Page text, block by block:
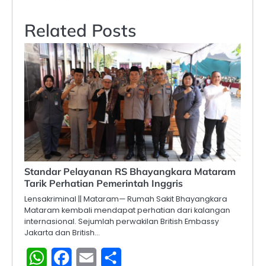
Related Posts
Standar Pelayanan RS Bhayangkara Mataram
Tarik Perhatian Pemerintah Inggris
Lensakriminal || Mataram— Rumah Sakit Bhayangkara
Mataram kembali mendapat perhatian dari kalangan
internasional. Sejumlah perwakilan British Embassy
Jakarta dan British…
WhatsAppFacebook
Email